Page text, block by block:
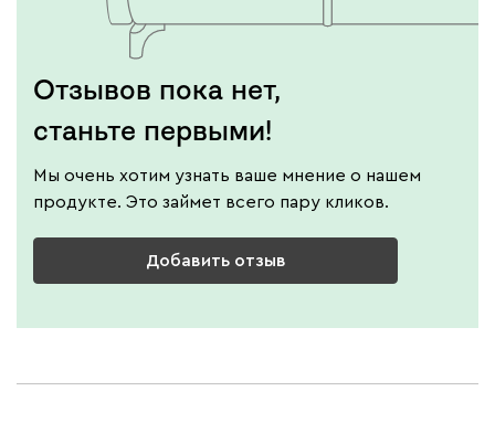
Отзывов пока нет,
станьте первыми!
Мы очень хотим узнать ваше мнение о нашем
продукте. Это займет всего пару кликов.
Добавить отзыв